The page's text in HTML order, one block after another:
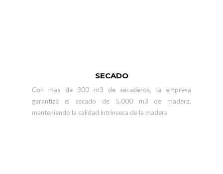
SECADO
Con mas de 300 m3 de secaderos, la empresa
garantiza el secado de 5.000 m3 de madera,
manteniendo la calidad intrínseca de la madera